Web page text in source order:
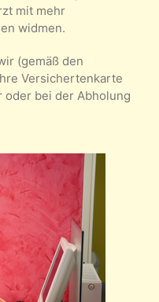
mit mehr
widmen.
(gemäß den
Versichertenkarte
bei der Abholung